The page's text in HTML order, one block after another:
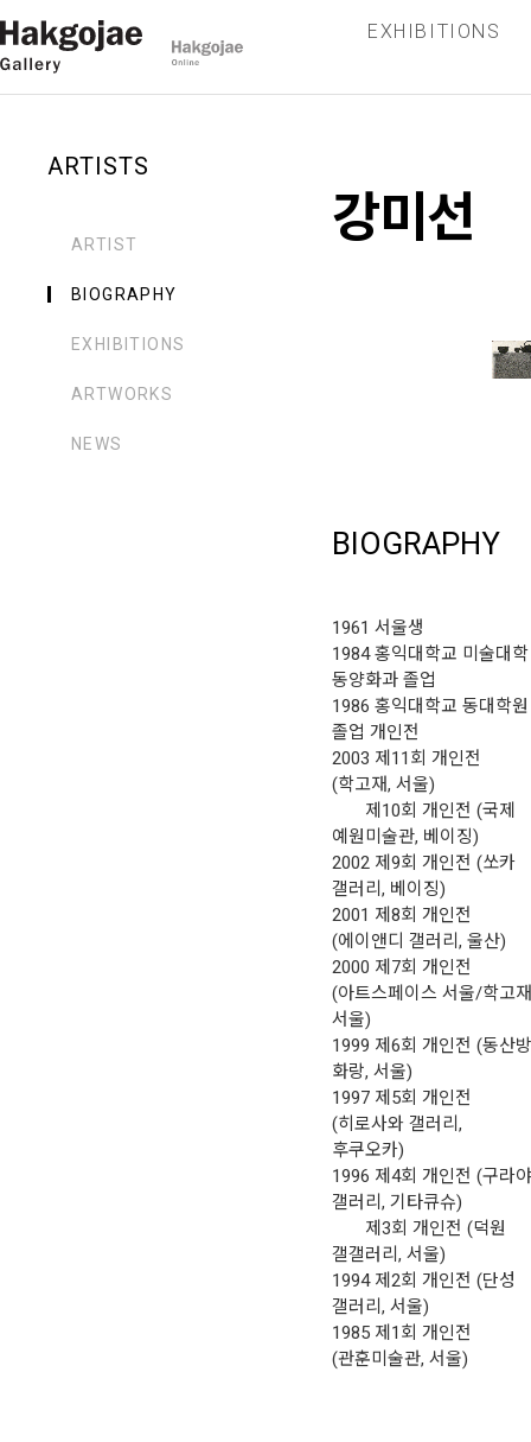
EXHIBITIONS
ARTISTS
ARTIST
BIOGRAPHY
EXHIBITIONS
ARTWORKS
NEWS
강미선
BIOGRAPHY
1961 서울생
1984 홍익대학교 미술대학
동양화과 졸업
1986 홍익대학교 동대학원
졸업 개인전
2003 제11회 개인전
(학고재, 서울)
제10회 개인전 (국제
예원미술관, 베이징)
2002 제9회 개인전 (쏘카
갤러리, 베이징)
2001 제8회 개인전
(에이앤디 갤러리, 울산)
2000 제7회 개인전
(아트스페이스 서울/학고
서울)
1999 제6회 개인전 (동산방
화랑, 서울)
1997 제5회 개인전
(히로사와 갤러리,
후쿠오카)
1996 제4회 개인전 (구라야
갤러리, 기타큐슈)
제3회 개인전 (덕원
갤갤러리, 서울)
1994 제2회 개인전 (단성
갤러리, 서울)
1985 제1회 개인전
(관훈미술관, 서울)